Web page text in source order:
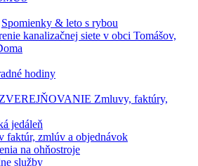
Spomienky & leto s rybou
kanalizačnej siete v obci Tomášov,
hodiny
Zmluvy, faktúry,
jedáleň
faktúr, zmlúv a objednávok
na ohňostroje
služby